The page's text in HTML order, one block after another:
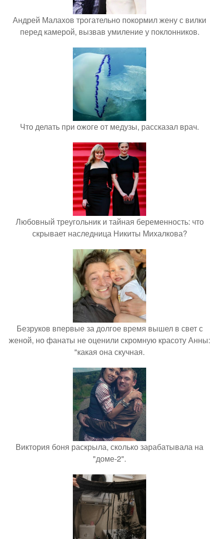
Андрей Малахов трогательно покормил жену с вилки
перед камерой, вызвав умиление у поклонников.
Что делать при ожоге от медузы, рассказал врач.
Любовный треугольник и тайная беременность: что
скрывает наследница Никиты Михалкова?
Безруков впервые за долгое время вышел в свет с
женой, но фанаты не оценили скромную красоту Анны:
"какая она скучная.
Виктория боня раскрыла, сколько зарабатывала на
"доме-2".